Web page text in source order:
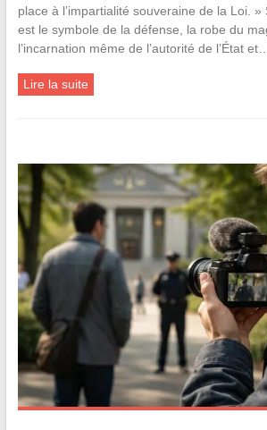
place à l’impartialité souveraine de la Loi. »
est le symbole de la défense, la robe du
l’incarnation même de l’autorité de l’État et…
Lire la suite